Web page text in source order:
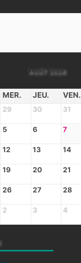
AOÛT 2026
MER. JEU. VEN.
29 30 31
5 6 7
12 13 14
19 20 21
26 27 28
2 3 4